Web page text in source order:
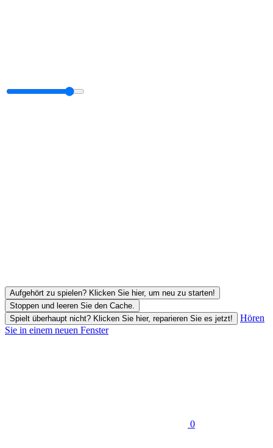
Aufgehört zu spielen? Klicken Sie hier, um neu zu starten!
Stoppen und leeren Sie den Cache.
Spielt überhaupt nicht? Klicken Sie hier, reparieren Sie es jetzt!
Hören
Sie in einem neuen Fenster
0